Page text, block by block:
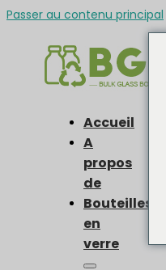
Passer au contenu principal
Accueil
A
propos
de
Bouteilles
en
verre